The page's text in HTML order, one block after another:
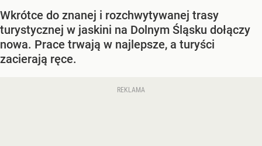
Wkrótce do znanej i rozchwytywanej trasy
turystycznej w jaskini na Dolnym Śląsku dołączy
nowa. Prace trwają w najlepsze, a turyści
zacierają ręce.